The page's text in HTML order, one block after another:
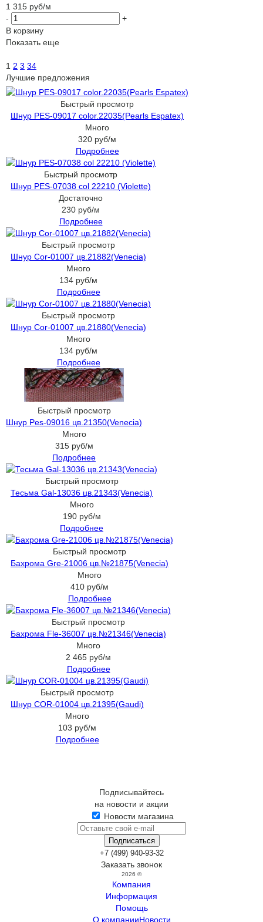
1 315 руб/м
-
+
В корзину
Показать еще
1 2 3 34
Лучшие предложения
Быстрый просмотр
Шнур PES-09017 color.22035(Pearls Espatex)
Много
320 руб/м
Подробнее
Быстрый просмотр
Шнур PES-07038 col 22210 (Violette)
Достаточно
230 руб/м
Подробнее
Быстрый просмотр
Шнур Cor-01007 цв.21882(Venecia)
Много
134 руб/м
Подробнее
Быстрый просмотр
Шнур Cor-01007 цв.21880(Venecia)
Много
134 руб/м
Подробнее
Быстрый просмотр
Шнур Pes-09016 цв.21350(Venecia)
Много
315руб/м
Подробнее
Быстрый просмотр
Тесьма Gal-13036 цв.21343(Venecia)
Много
190руб/м
Подробнее
Быстрый просмотр
Бахрома Gre-21006 цв.№21875(Venecia)
Много
410 руб/м
Подробнее
Быстрый просмотр
Бахрома Fle-36007 цв.№21346(Venecia)
Много
2 465 руб/м
Подробнее
Быстрый просмотр
Шнур COR-01004 цв.21395(Gaudi)
Много
103 руб/м
Подробнее
Подписывайтесь
на новости и акции
Новости магазина
+7 (499) 940-93-32
Заказать звонок
2026 ©
Компания
Информация
Помощь
О компанииНовости